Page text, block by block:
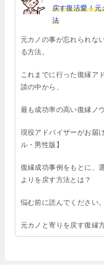
戻す復活愛！
法
元カノの事が忘れられな
る方法。
これまでに行った復縁ア
談の中から、
最も成功率の高い復縁ノ
現役アドバイザーがお届
ル・男性版】
復縁成功事例をもとに、
よりを戻す方法とは？
悩む前に読んでください
元カノと寄りを戻す復縁